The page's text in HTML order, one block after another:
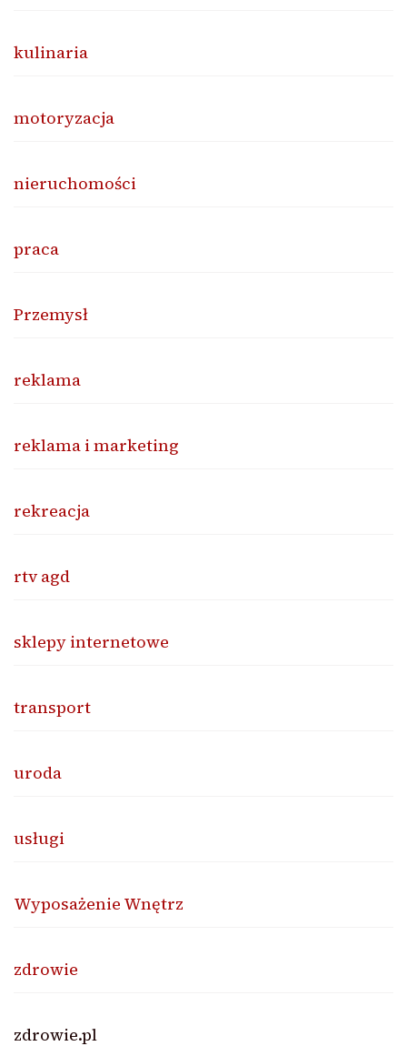
kulinaria
motoryzacja
nieruchomości
praca
Przemysł
reklama
reklama i marketing
rekreacja
rtv agd
sklepy internetowe
transport
uroda
usługi
Wyposażenie Wnętrz
zdrowie
zdrowie.pl